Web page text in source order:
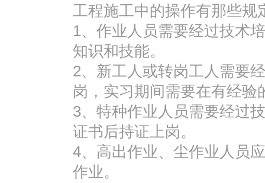
工程施工中的操作有那些规
1、作业人员需要经过技术
知识和技能。
2、新工人或转岗工人需要
岗，实习期间需要在有经验
3、特种作业人员需要经过
证书后持证上岗。
4、高出作业、尘作业人员
作业。